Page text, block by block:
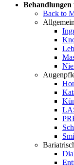
Behandlungen
Back to